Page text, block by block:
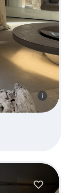
i